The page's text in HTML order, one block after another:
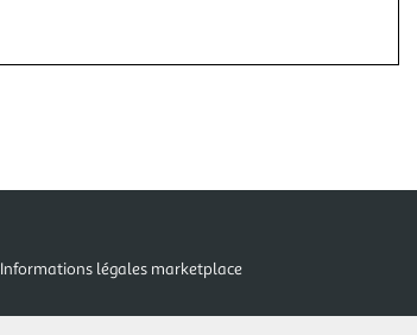
Informations légales marketplace